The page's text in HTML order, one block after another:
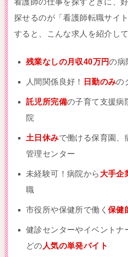
看護師の仕事を探すときに、
探せるのが「看護師転職サイ
すると、こんな求人を紹介し
残業なしの月収40万円の病
人間関係良好！ 日勤のみの
託児所完備の子育て支援病
院
土日休みで働ける保育園、
管理センター
未経験可！病院から 大手企
職
市役所や保健所で働く 保健
健診センターやイベントナ
どの 人気の単発バイト